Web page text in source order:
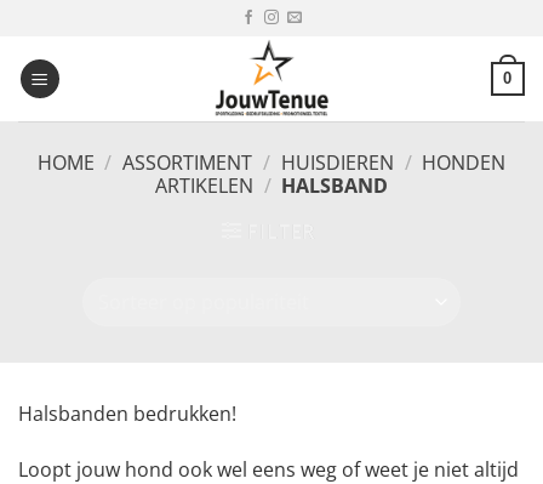
inhoud
0
HOME / ASSORTIMENT / HUISDIEREN / HONDEN
ARTIKELEN / HALSBAND
Halsbanden bedrukken!
Loopt jouw hond ook wel eens weg of weet je niet altijd